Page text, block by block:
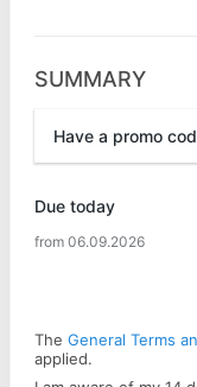
SUMMARY
Have a promo
Due today
from 06.09.2026
The General Terms
applied.